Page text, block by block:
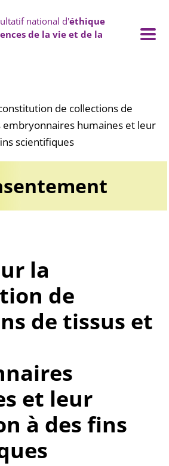
national d'éthique
de la vie et de la
de collections de
embryonnaires humaines et leur
scientifiques
la
de
de tissus et
et leur
à des fins